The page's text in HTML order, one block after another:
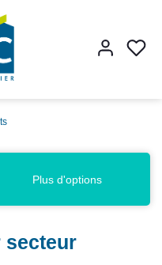
Plus d'options
secteur